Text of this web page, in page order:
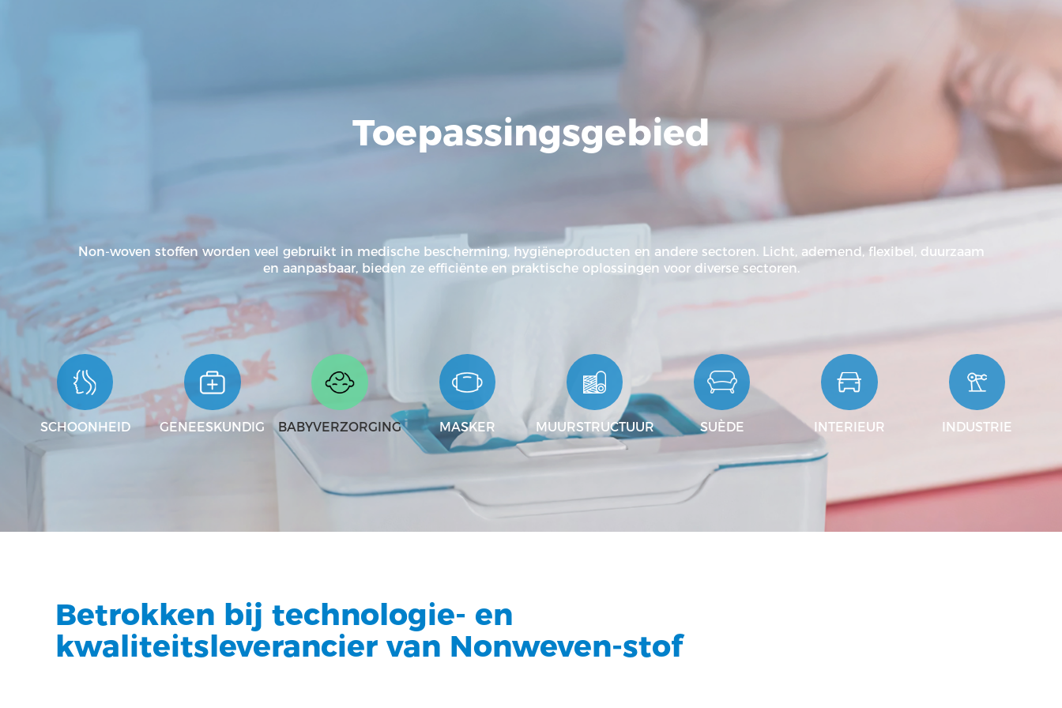
Toepassingsgebied
Non-woven stoffen worden veel gebruikt in medische bescherming, hygiëneproducten en andere sectoren. Licht, ademend, flexibel, duurzaam
en aanpasbaar, bieden ze efficiënte en praktische oplossingen voor diverse sectoren.
SCHOONHEID GENEESKUNDIG BABYVERZORGING MASKER MUURSTRUCTUUR SUÈDE INTERIEUR INDUSTRIE
Betrokken bij technologie- en
kwaliteitsleverancier van Nonweven-stof